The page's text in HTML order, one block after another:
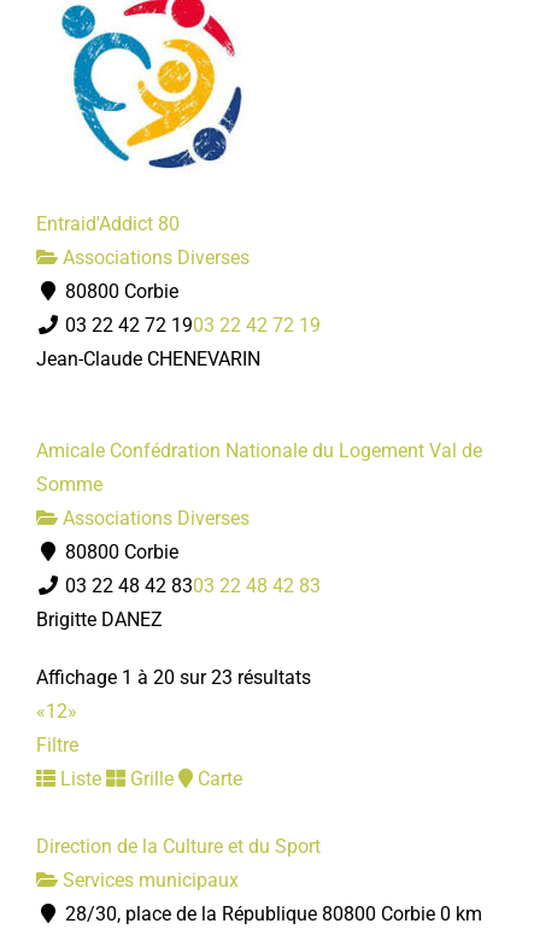
Entraid'Addict 80
Associations Diverses
80800 Corbie
03 22 42 72 1903 22 42 72 19
Jean-Claude CHENEVARIN
Amicale Confédration Nationale du Logement Val de
Somme
Associations Diverses
80800 Corbie
03 22 48 42 8303 22 48 42 83
Brigitte DANEZ
Affichage 1 à 20 sur 23 résultats
«12»
Filtre
Liste
Grille Carte
Direction de la Culture et du Sport
Services municipaux
28/30, place de la République 80800 Corbie 0 km